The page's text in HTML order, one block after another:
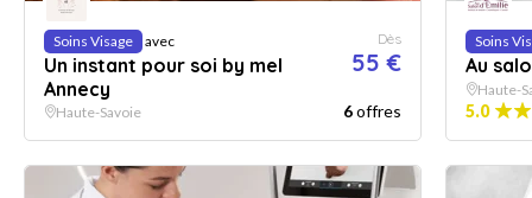
Soins Visage avec
Un instant pour soi by mel
Annecy
Dès
55 €
Haute-Savoie 6offres
Soins
Au
Haute-
5.0